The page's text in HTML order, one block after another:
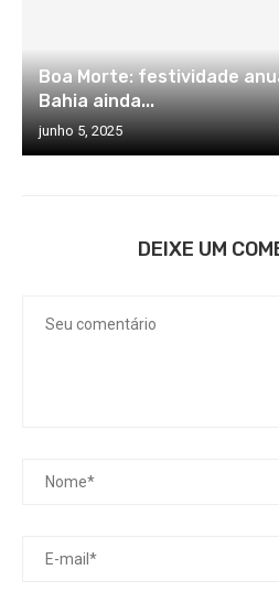
Boa Morte: festividade
Bahia ainda...
junho 5, 2025
DEIXE UM